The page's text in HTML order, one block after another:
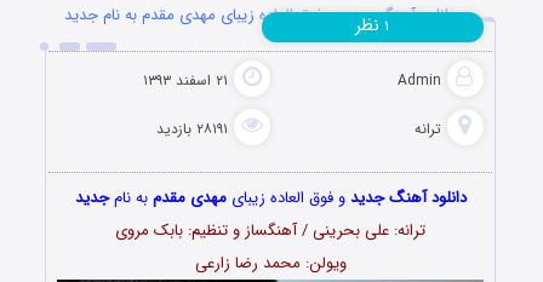
دانلود آهنگ جدید و فوق العاده زیبای مهدی مقدم به نام جدید
Admin ۲۱ اسفند ۱۳۹۳
ترانه ۲۸۱۹۱ بازدید
۱ نظر
دانلود آهنگ جدیدو فوق العاده زیبای مهدی مقدمبه نامجدید
ترانه: علی بحرینی / آهنگساز و تنظیم: بابک مروی
ویولن: محمد رضا زارعی